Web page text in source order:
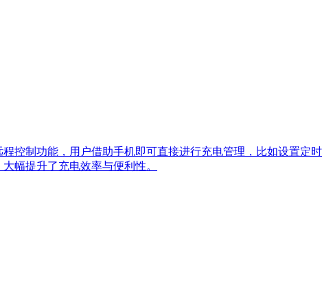
控制功能，用户借助手机即可直接进行充电管理，比如设置定时
幅提升了充电效率与便利性。